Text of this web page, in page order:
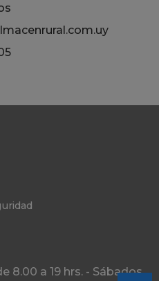
8.00 a 19 hrs. - Sábados